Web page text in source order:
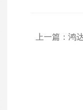
上一篇： 鸿